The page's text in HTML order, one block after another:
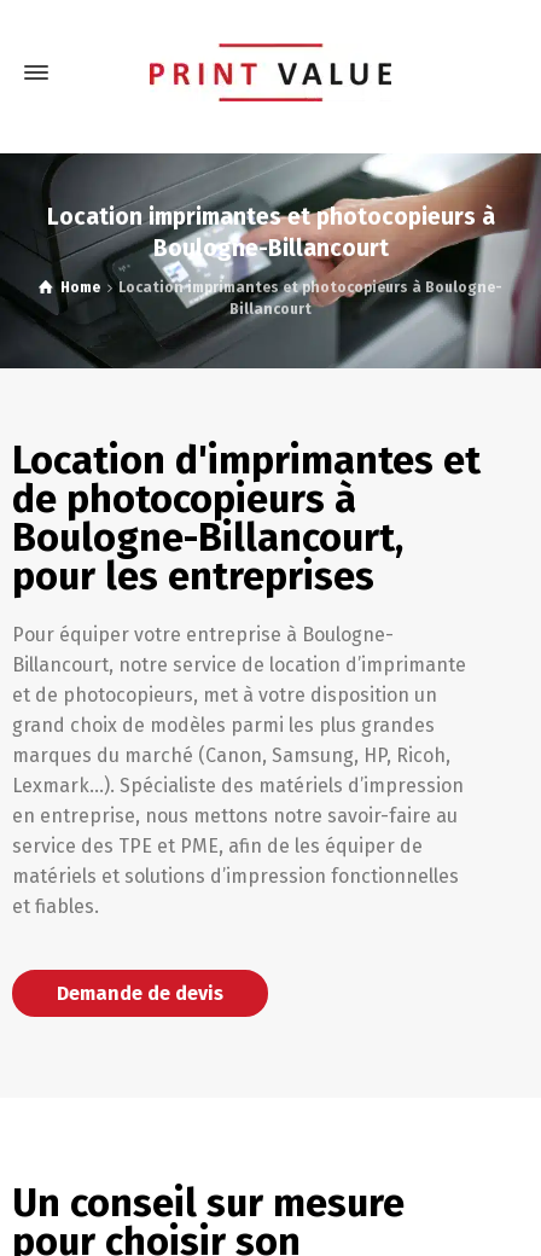
Location imprimantes et photocopieurs à
Boulogne-Billancourt
Home
Location imprimantes et photocopieurs à Boulogne-
Billancourt
Location d'imprimantes et
de photocopieurs à
Boulogne-Billancourt,
pour les entreprises
Pour équiper votre entreprise à Boulogne-
Billancourt, notre service de location d’imprimante
et de photocopieurs, met à votre disposition un
grand choix de modèles parmi les plus grandes
marques du marché (Canon, Samsung, HP, Ricoh,
Lexmark…). Spécialiste des matériels d’impression
en entreprise, nous mettons notre savoir-faire au
service des TPE et PME, afin de les équiper de
matériels et solutions d’impression fonctionnelles
et fiables.
Demande de devis
Un conseil sur mesure
pour choisir son